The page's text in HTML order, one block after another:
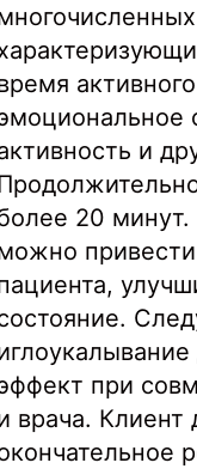
и
20
при
врача. Клиент